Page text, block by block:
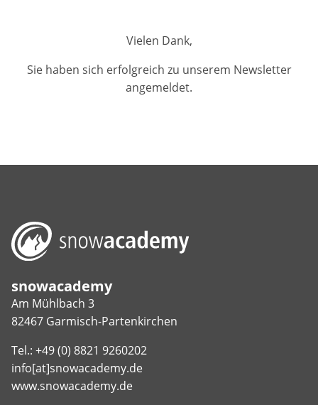
TUTORIALS
Vielen Dank,
Sie haben sich erfolgreich zu unserem Newsletter
angemeldet.
snowacademy
Am Mühlbach 3
82467 Garmisch-Partenkirchen
Tel.: +49 (0) 8821 9260202
info[at]snowacademy.de
www.snowacademy.de